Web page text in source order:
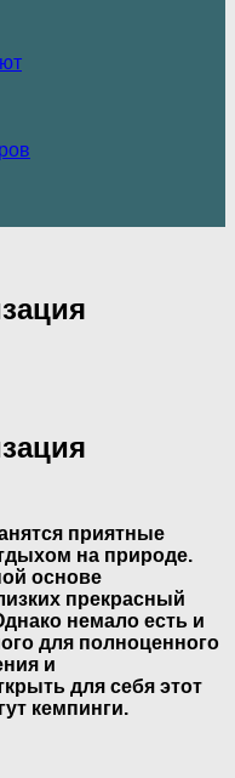
приятные
на природе.
основе
прекрасный
немало есть и
для полноценного
и
для себя этот
кемпинги.